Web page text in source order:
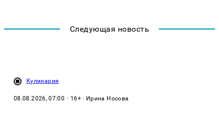
Следующая новость
Кулинария
08.08.2026, 07:00 · 16+ · Ирина Носова